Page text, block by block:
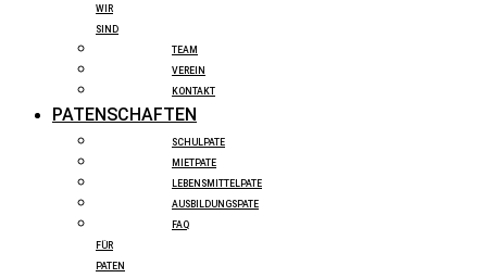
WIR
SIND
TEAM
VEREIN
KONTAKT
PATENSCHAFTEN
SCHULPATE
MIETPATE
LEBENSMITTELPATE
AUSBILDUNGSPATE
FAQ
FÜR
PATEN